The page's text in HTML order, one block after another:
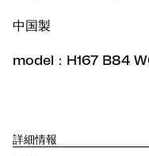
中国製
model：H167 B84
詳細情報